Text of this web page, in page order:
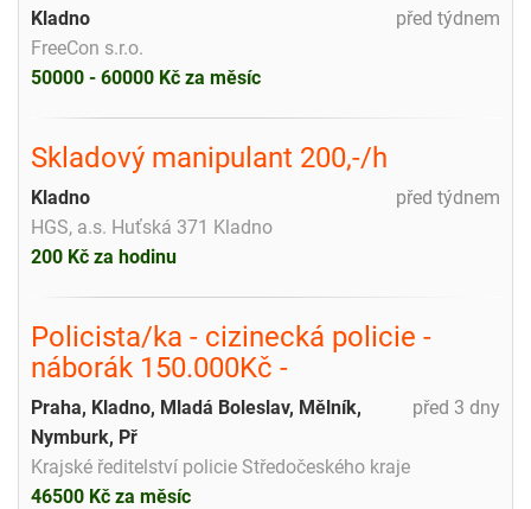
před týdnem
Kladno
FreeCon s.r.o.
50000 - 60000 Kč za měsíc
Skladový manipulant 200,-/h
před týdnem
Kladno
HGS, a.s. Huťská 371 Kladno
200 Kč za hodinu
Policista/ka - cizinecká policie -
náborák 150.000Kč -
před 3 dny
Praha, Kladno, Mladá Boleslav, Mělník,
Nymburk, Př
Krajské ředitelství policie Středočeského kraje
46500 Kč za měsíc